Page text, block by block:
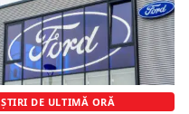
ȘTIRI DE ULTIMĂ ORĂ